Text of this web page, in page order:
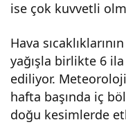
ise çok kuvvetli
Hava
yağışla birlikte 6
ediliyor. Meteoroloji
hafta başında iç
doğu kesimlerde
aca
k